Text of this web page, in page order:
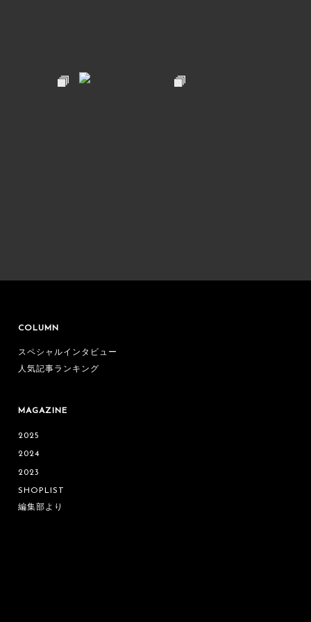
COLUMN
スペシャルインタビュー
人気記事ランキング
MAGAZINE
2025
2024
2023
SHOPLIST
編集部より